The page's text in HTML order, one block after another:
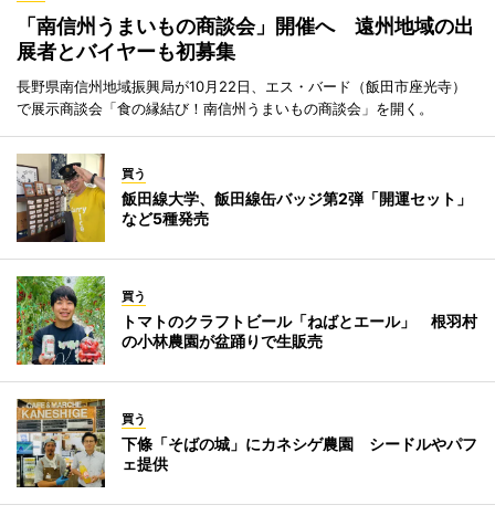
「南信州うまいもの商談会」開催へ 遠州地域の出
展者とバイヤーも初募集
長野県南信州地域振興局が10月22日、エス・バード（飯田市座光寺）
で展示商談会「食の縁結び！南信州うまいもの商談会」を開く。
買う
飯田線大学、飯田線缶バッジ第2弾「開運セット」
など5種発売
買う
トマトのクラフトビール「ねばとエール」 根羽村
の小林農園が盆踊りで生販売
買う
下條「そばの城」にカネシゲ農園 シードルやパフ
ェ提供